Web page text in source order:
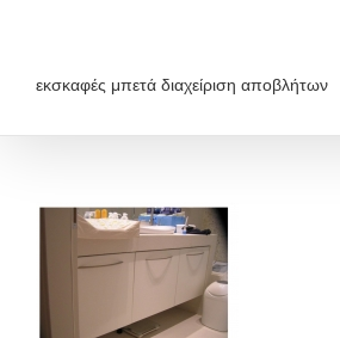
εκσκαφές μπετά διαχείριση αποβλήτων